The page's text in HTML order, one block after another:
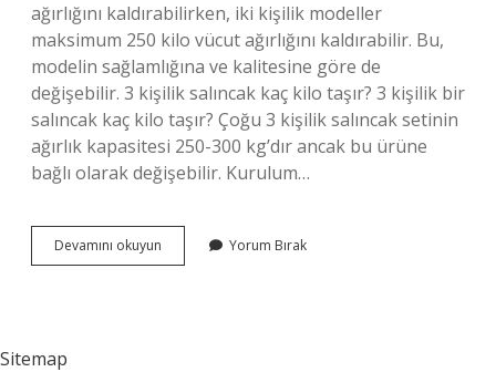
ağırlığını kaldırabilirken, iki kişilik modeller
maksimum 250 kilo vücut ağırlığını kaldırabilir. Bu,
modelin sağlamlığına ve kalitesine göre de
değişebilir. 3 kişilik salıncak kaç kilo taşır? 3 kişilik bir
salıncak kaç kilo taşır? Çoğu 3 kişilik salıncak setinin
ağırlık kapasitesi 250-300 kg’dır ancak bu ürüne
bağlı olarak değişebilir. Kurulum…
Devamını okuyun
Salıncak
Yorum Bırak
Sitemap